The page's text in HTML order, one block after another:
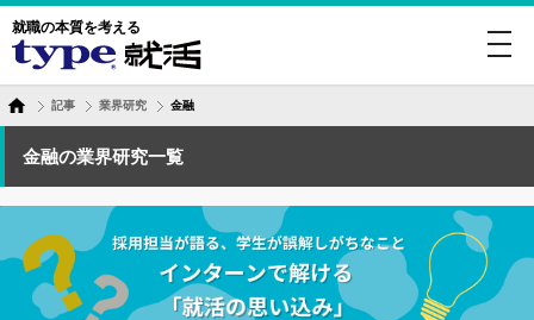
就職の本質を考える
記事 業界研究 金融
金融の業界研究一覧